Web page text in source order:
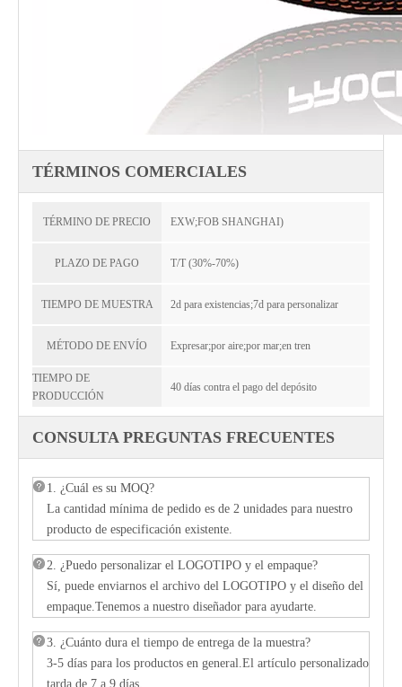
TÉRMINOS COMERCIALES
TÉRMINO DE PRECIO EXW;FOB SHANGHAI)
PLAZO DE PAGO T/T (30%-70%)
TIEMPO DE MUESTRA 2d para existencias;7d para personalizar
MÉTODO DE ENVÍO Expresar;por aire;por mar;en tren
TIEMPO DE
PRODUCCIÓN
40 días contra el pago del depósito
CONSULTA PREGUNTAS FRECUENTES
1. ¿Cuál es su MOQ?
La cantidad mínima de pedido es de 2 unidades para nuestro
producto de especificación existente.
2. ¿Puedo personalizar el LOGOTIPO y el empaque?
Sí, puede enviarnos el archivo del LOGOTIPO y el diseño del
empaque.Tenemos a nuestro diseñador para ayudarte.
3. ¿Cuánto dura el tiempo de entrega de la muestra?
3-5 días para los productos en general.El artículo personalizado
tarda de 7 a 9 días.